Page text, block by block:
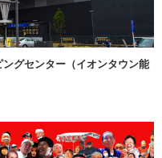
グセンター（イオンタウン能